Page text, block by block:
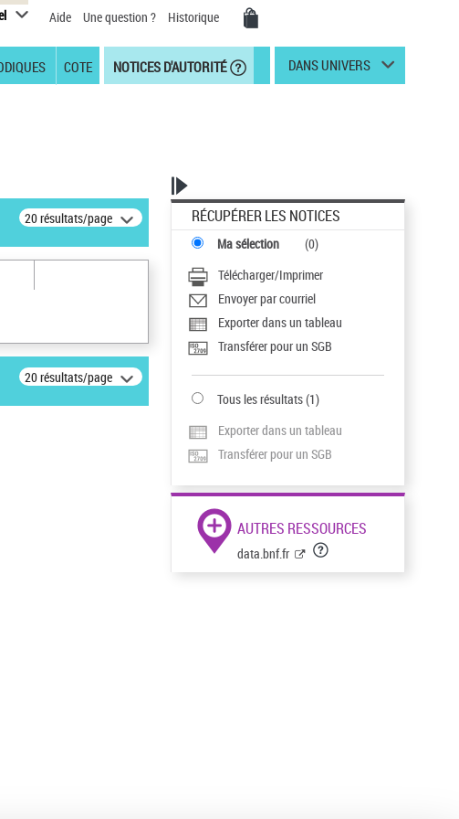
Aide Une question ? Historique
COTE NOTICES D'AUTORITÉ DANS UNIVERS
20 résultats/page
20 résultats/page
RÉCUPÉRER LES NOTICES
Ma sélection (0)
Télécharger/Imprimer
Envoyer par courriel
Exporter dans un tableau
Transférer pour un SGB
Tous les résultats(1)
Exporter dans un tableau
Transférer pour un SGB
AUTRES RESSOURCES
data.bnf.fr